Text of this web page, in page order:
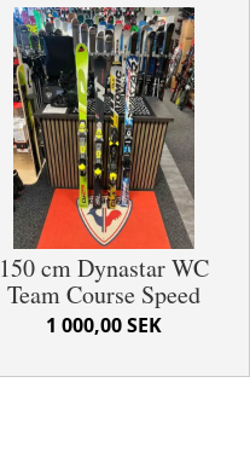
150 cm Dynastar WC
Team Course Speed
1 000,00 SEK